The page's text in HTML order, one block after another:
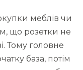
меблів чи
що розетки не
Тому головне
база, потім